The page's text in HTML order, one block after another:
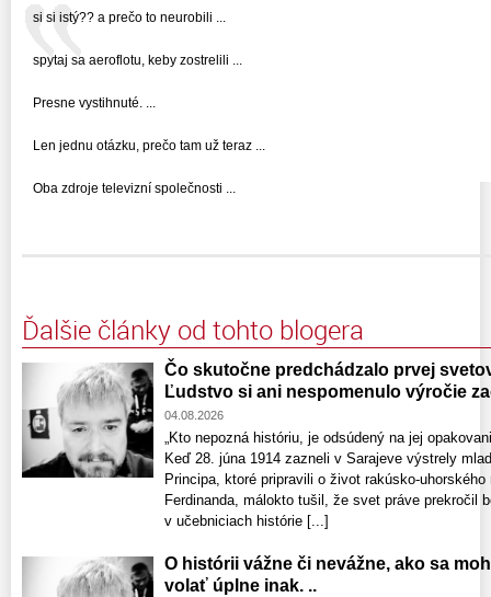
si si istý?? a prečo to neurobili ...
spytaj sa aeroflotu, keby zostrelili ...
Presne vystihnuté. ...
Len jednu otázku, prečo tam už teraz ...
Oba zdroje televizní společnosti ...
Ďalšie články od tohto blogera
Čo skutočne predchádzalo prvej
Ľudstvo si ani nespomenulo výročie
04.08.2026
„Kto nepozná históriu, je odsúdený na jej
Keď 28. júna 1914 zazneli v Sarajeve výstrely
Principa, ktoré pripravili o život rakúsko-
Ferdinanda, málokto tušil, že svet práve prekročil
v učebniciach histórie [...]
O histórii vážne či nevážne, ako sa
volať úplne inak. ..